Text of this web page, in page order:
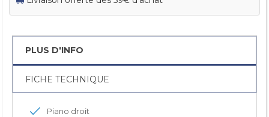
PLUS D'INFO
FICHE TECHNIQUE
Piano droit